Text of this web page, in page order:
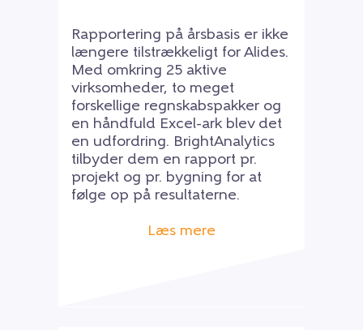
Rapportering på årsbasis er ikke
længere tilstrækkeligt for Alides.
Med omkring 25 aktive
virksomheder, to meget
forskellige regnskabspakker og
en håndfuld Excel-ark blev det
en udfordring. BrightAnalytics
tilbyder dem en rapport pr.
projekt og pr. bygning for at
følge op på resultaterne.
Læs mere